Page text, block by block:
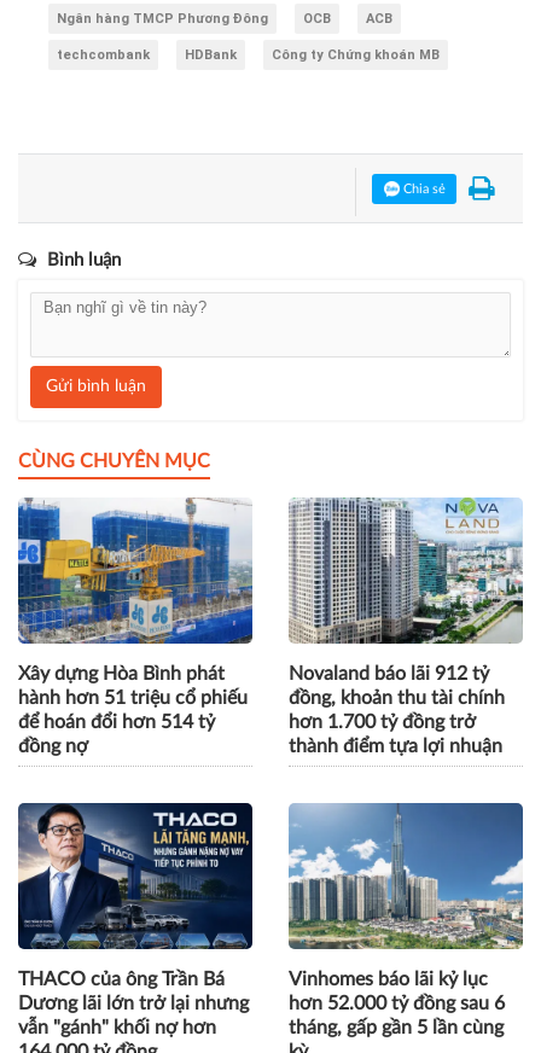
Ngân hàng TMCP Phương Đông OCB ACB
techcombank HDBank Công ty Chứng khoán MB
Chia sẻ
Bình luận
Gửi bình luận
CÙNG CHUYÊN MỤC
Xây dựng Hòa Bình phát
hành hơn 51 triệu cổ phiếu
để hoán đổi hơn 514 tỷ
đồng nợ
Novaland báo lãi 912 tỷ
đồng, khoản thu tài chính
hơn 1.700 tỷ đồng trở
thành điểm tựa lợi nhuận
THACO của ông Trần Bá
Dương lãi lớn trở lại nhưng
vẫn "gánh" khối nợ hơn
Vinhomes báo lãi kỷ lục
hơn 52.000 tỷ đồng sau 6
tháng, gấp gần 5 lần cùng